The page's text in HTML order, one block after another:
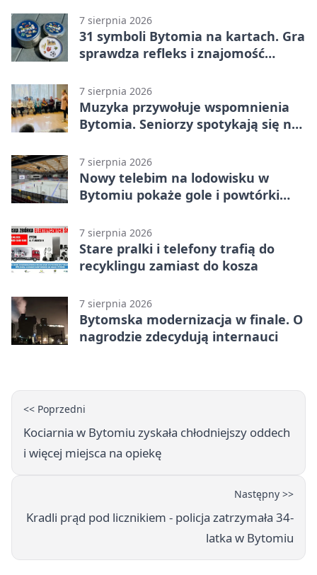
ale stracili zwycięstwo
7 sierpnia 2026
31 symboli Bytomia na kartach. Gra
sprawdza refleks i znajomość
7 sierpnia 2026
Muzyka przywołuje wspomnienia
Bytomia. Seniorzy spotykają się na
7 sierpnia 2026
Nowy telebim na lodowisku w
Bytomiu pokaże gole i powtórki
7 sierpnia 2026
Stare pralki i telefony trafią do
recyklingu zamiast do kosza
7 sierpnia 2026
Bytomska modernizacja w finale. O
nagrodzie zdecydują internauci
<< Poprzedni
Kociarnia w Bytomiu zyskała chłodniejszy oddech
i więcej miejsca na opiekę
Następny >>
Kradli prąd pod licznikiem - policja zatrzymała 34-
latka w Bytomiu